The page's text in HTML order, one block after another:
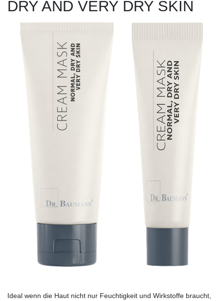
DRY AND VERY DRY SKIN
Ideal wenn die Haut nicht nur Feuchtigkeit und Wirkstoffe braucht,